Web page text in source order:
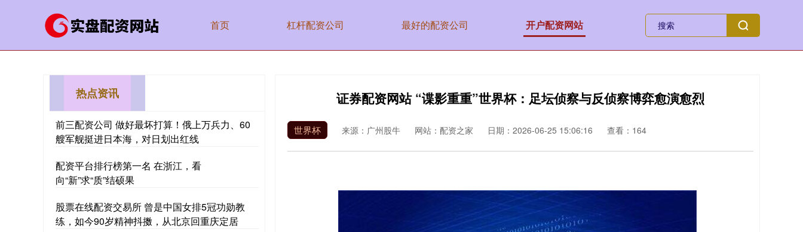
首页 杠杆配资公司 最好的配资公司 开户配资网站
证券配资网站 “谍影重重”世界杯：足坛侦察与反侦察博弈愈演愈烈
世界杯 来源：广州股牛 网站：配资之家 日期：2026-06-25 15:06:16 查看：164
热点资讯
前三配资公司 做好最坏打算！俄上万兵力、60
艘军舰挺进日本海，对日划出红线
配资平台排行榜第一名 在浙江，看
向“新”求“质”结硕果
股票在线配资交易所 曾是中国女排5冠功勋教
练，如今90岁精神抖擞，从北京回重庆定居